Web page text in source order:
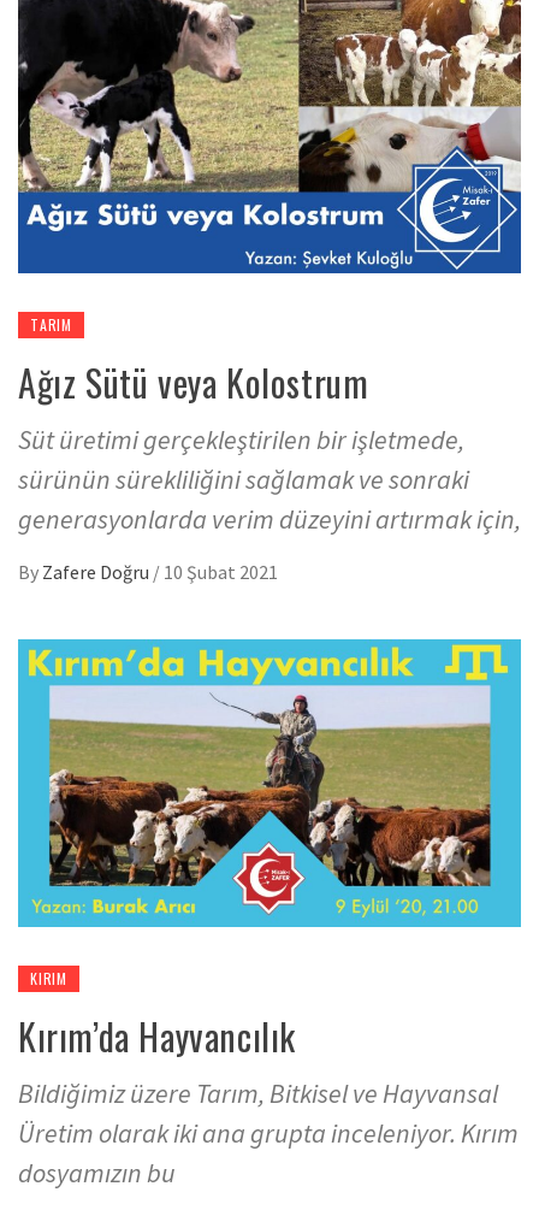
TARIM
Ağız Sütü veya Kolostrum
Süt üretimi gerçekleştirilen bir işletmede,
sürünün sürekliliğini sağlamak ve sonraki
generasyonlarda verim düzeyini artırmak için,
By Zafere Doğru / 10 Şubat 2021
KIRIM
Kırım’da Hayvancılık
Bildiğimiz üzere Tarım, Bitkisel ve Hayvansal
Üretim olarak iki ana grupta inceleniyor. Kırım
dosyamızın bu